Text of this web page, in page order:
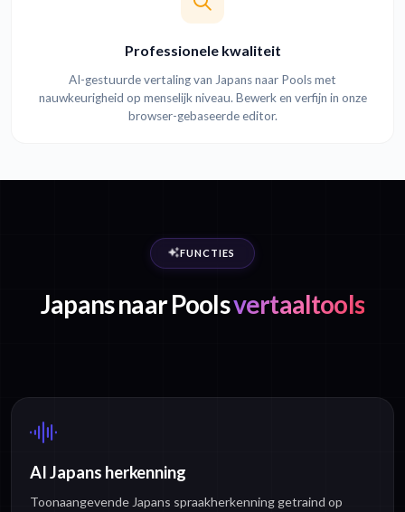
Professionele kwaliteit
AI-gestuurde vertaling van Japans naar Pools met
nauwkeurigheid op menselijk niveau. Bewerk en verfijn in onze
browser-gebaseerde editor.
FUNCTIES
Japans naar Poolsvertaaltools
AI Japans herkenning
Toonaangevende Japans spraakherkenning getraind op